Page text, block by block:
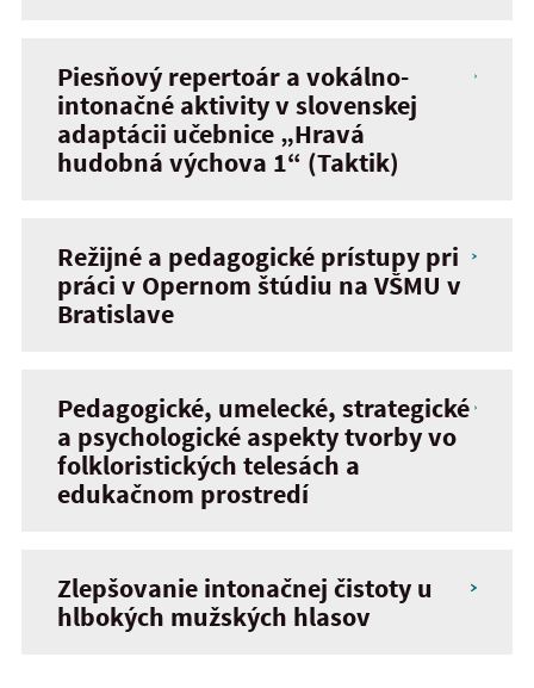
Piesňový repertoár a vokálno-
intonačné aktivity v slovenskej
adaptácii učebnice „Hravá
hudobná výchova 1“ (Taktik)
Režijné a pedagogické prístupy pri
práci v Opernom štúdiu na VŠMU v
Bratislave
Pedagogické, umelecké, strategické
a psychologické aspekty tvorby vo
folkloristických telesách a
edukačnom prostredí
Zlepšovanie intonačnej čistoty u
hlbokých mužských hlasov